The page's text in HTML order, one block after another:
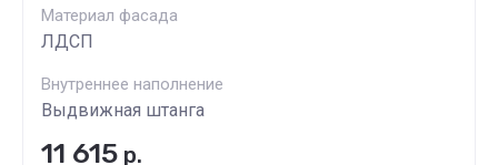
Материал фасада
ЛДСП
Внутреннее наполнение
Выдвижная штанга
11 615 р.